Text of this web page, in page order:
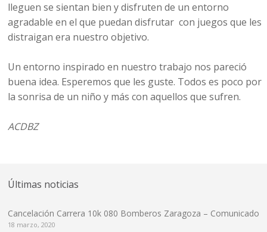
lleguen se sientan bien y disfruten de un entorno
agradable en el que puedan disfrutar con juegos que les
distraigan era nuestro objetivo.
Un entorno inspirado en nuestro trabajo nos pareció
buena idea. Esperemos que les guste. Todos es poco por
la sonrisa de un niño y más con aquellos que sufren.
ACDBZ
Últimas noticias
Cancelación Carrera 10k 080 Bomberos Zaragoza – Comunicado
18 marzo, 2020